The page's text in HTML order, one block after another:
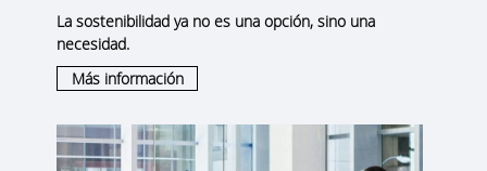
La sostenibilidad ya no es una opción, sino una
necesidad.
Más información